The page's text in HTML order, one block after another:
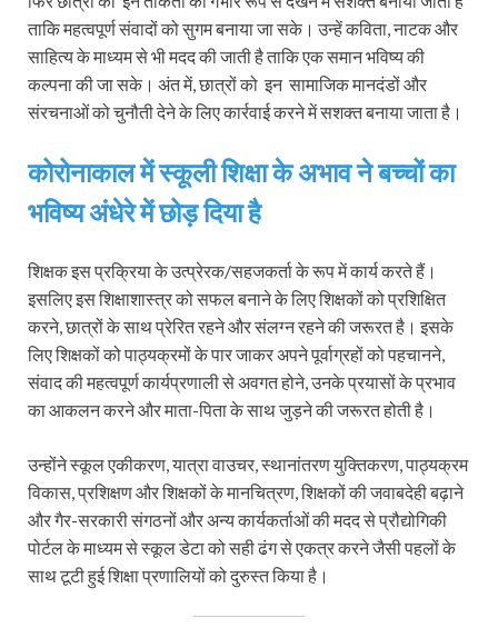
ताकि महत्वपूर्ण संवादों को सुगम बनाया जा सके। उन्हें कविता, नाटक और
साहित्य के माध्यम से भी मदद की जाती है ताकि एक समान भविष्य की
कल्पना की जा सके। अंत में, छात्रों को इन सामाजिक मानदंडों और
संरचनाओं को चुनौती देने के लिए कार्रवाई करने में सशक्‍त बनाया जाता है।
कोरोनाकाल में स्कूली शिक्षा के अभाव ने बच्चों का
भविष्य अंधेरे में छोड़ दिया है
शिक्षक इस प्रक्रिया के उत्प्रेरक/सहजकर्ता के रूप में कार्य करते हैं।
इसलिए इस शिक्षाशास्त्र को सफल बनाने के लिए शिक्षकों को प्रशिक्षित
करने, छात्रों के साथ प्रेरित रहने और संलग्‍न रहने की जरूरत है। इसके
लिए शिक्षकों को पाठ्यक्रमों के पार जाकर अपने पूर्वाग्रहों को पहचानने,
संवाद की महत्वपूर्ण कार्यप्रणाली से अवगत होने, उनके प्रयासों के प्रभाव
का आकलन करने और माता-पिता के साथ जुड़ने की जरूरत होती है।
उन्होंने स्कूल एकीकरण, यात्रा वाउचर, स्थानांतरण युक्तिकरण, पाठ्यक्रम
विकास, प्रशिक्षण और शिक्षकों के मानचित्रण, शिक्षकों की जवाबदेही बढ़ाने
और गैर-सरकारी संगठनों और अन्य कार्यकर्ताओं की मदद से प्रौद्योगिकी
पोर्टल के माध्यम से स्कूल डेटा को सही ढंग से एकत्र करने जैसी पहलों के
साथ टूटी हुई शिक्षा प्रणालियों को दुरुस्‍त किया है।